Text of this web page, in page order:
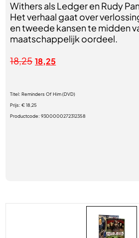
Withers als Ledger en Rudy
Het verhaal gaat over
en tweede kansen te midden
maatschappelijk oordeel.
18,25 18,25
Titel:Reminders Of Him (DVD)
Prijs:€ 18,25
Productcode:9300000272312358